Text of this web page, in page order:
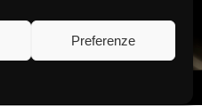
Preferenze